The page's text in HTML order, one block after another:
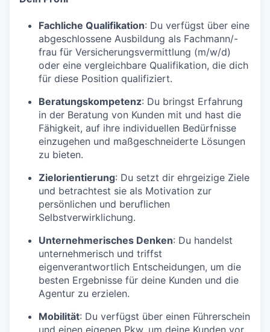
Fachliche Qualifikation: Du verfügst über eine
abgeschlossene Ausbildung als Fachmann/-
frau für Versicherungsvermittlung (m/w/d)
oder eine vergleichbare Qualifikation, die dich
für diese Position qualifiziert.
Beratungskompetenz: Du bringst Erfahrung
in der Beratung von Kunden mit und hast die
Fähigkeit, auf ihre individuellen Bedürfnisse
einzugehen und maßgeschneiderte Lösungen
zu bieten.
Zielorientierung: Du setzt dir ehrgeizige Ziele
und betrachtest sie als Motivation zur
persönlichen und beruflichen
Selbstverwirklichung.
Unternehmerisches Denken: Du handelst
unternehmerisch und triffst
eigenverantwortlich Entscheidungen, um die
besten Ergebnisse für deine Kunden und die
Agentur zu erzielen.
Mobilität: Du verfügst über einen Führerschein
und einen eigenen Pkw, um deine Kunden vor